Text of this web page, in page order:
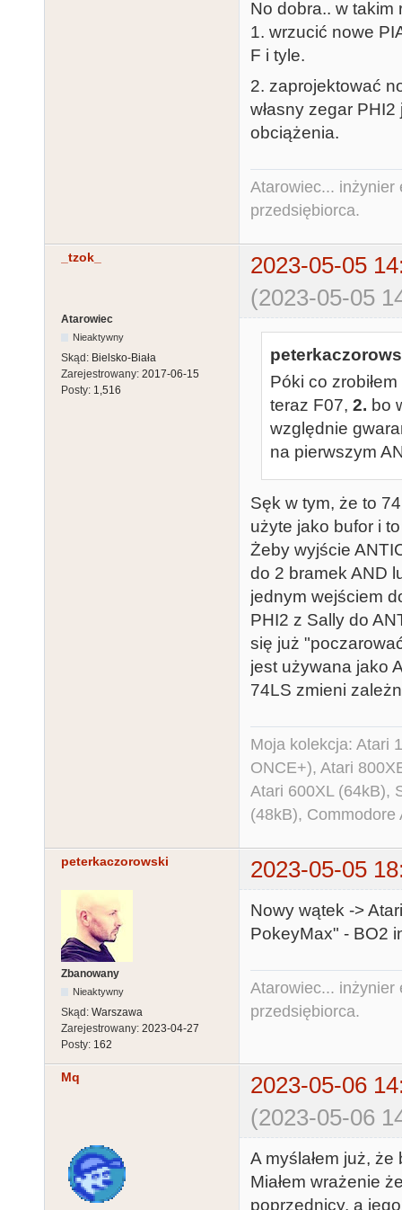
No dobra.. w takim
1. wrzucić nowe
F i tyle.
2. zaprojektować
własny zegar
obciążenia.
Atarowiec... inżynier
przedsiębiorca.
_tzok_
2023-05-05
(2023-05-05
Atarowiec
Nieaktywny
Skąd: Bielsko-Biała
Zarejestrowany: 2017-06-15
Posty: 1,516
Póki co
teraz F07, 2. bo
względnie
na pierwszym
Sęk w tym, że to
użyte jako bufor i
Żeby wyjście
do 2 bramek AND
jednym wejściem
PHI2 z Sally do
się już
jest używana jako
74LS zmieni
Moja kolekcja: Atari
ONCE+), Atari
Atari 600XL (64kB),
(48kB),
peterkaczorowski 2023-05-05
Zbanowany
Nieaktywny
Skąd: Warszawa
Zarejestrowany: 2023-04-27
Posty: 162
Nowy wątek ->
PokeyMax" - BO2
Atarowiec... inżynier
przedsiębiorca.
Mq
2023-05-06
(2023-05-06
A myślałem już,
Miałem wrażenie
poprzednicy, a